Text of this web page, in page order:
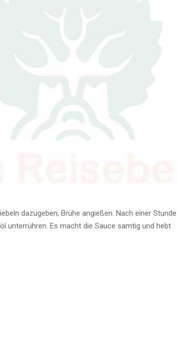
dazugeben, Brühe angießen. Nach einer Stunde
unterrühren. Es macht die Sauce samtig und hebt